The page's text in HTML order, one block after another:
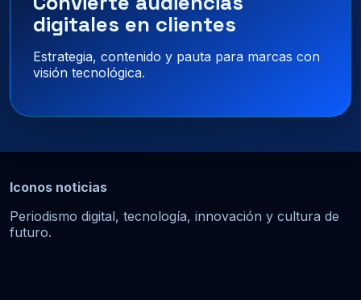
digitales en clientes
Estrategia, contenido y pauta para marcas con
visión tecnológica.
Iconos noticias
Periodismo digital, tecnología, innovación y cultura de
futuro.